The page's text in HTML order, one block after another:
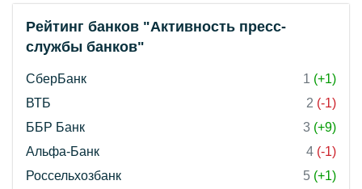
Рейтинг банков "Активность пресс-
службы банков"
СберБанк 1 (+1)
ВТБ
2 (-1)
ББР Банк
3 (+9)
Альфа-Банк
4 (-1)
Россельхозбанк
5 (+1)